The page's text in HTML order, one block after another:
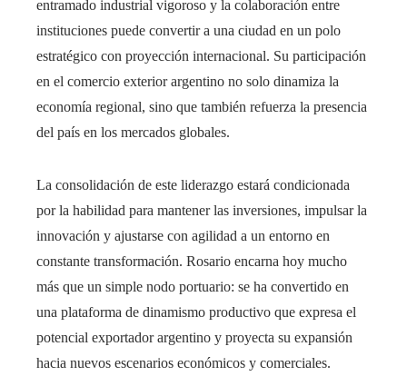
entramado industrial vigoroso y la colaboración entre
instituciones puede convertir a una ciudad en un polo
estratégico con proyección internacional. Su participación
en el comercio exterior argentino no solo dinamiza la
economía regional, sino que también refuerza la presencia
del país en los mercados globales.
La consolidación de este liderazgo estará condicionada
por la habilidad para mantener las inversiones, impulsar la
innovación y ajustarse con agilidad a un entorno en
constante transformación. Rosario encarna hoy mucho
más que un simple nodo portuario: se ha convertido en
una plataforma de dinamismo productivo que expresa el
potencial exportador argentino y proyecta su expansión
hacia nuevos escenarios económicos y comerciales.